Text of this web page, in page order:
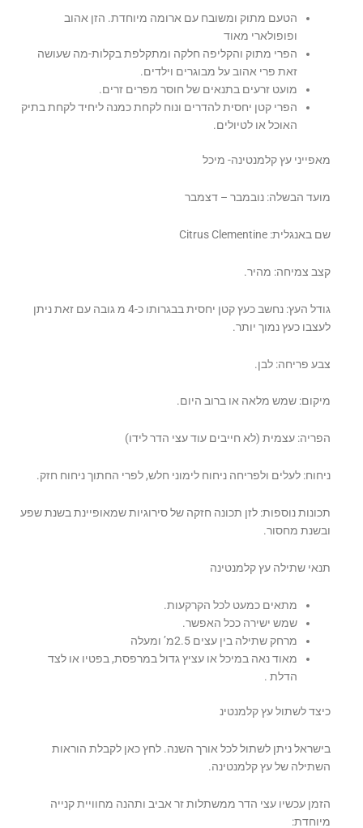
הטעם מתוק ומשובח עם ארומה מיוחדת. הזן אהוב
ופופולארי מאוד
הפרי מתוק והקליפה חלקה ומתקלפת בקלות-מה שעושה
זאת פרי אהוב על מבוגרים וילדים.
מועט זרעים בתנאים של חוסר מפרים זרים.
הפרי קטן יחסית להדרים ונוח לקחת כמנה ליחיד לקחת בתיק
האוכל או לטיולים.
מאפייני עץ קלמנטינה- מיכל
מועד הבשלה: נובמבר – דצמבר
שם באנגלית: Citrus Clementine
קצב צמיחה: מהיר.
גודל העץ: נחשב כעץ קטן יחסית בבגרותו כ-4 מ גובה עם זאת ניתן
לעצבו כעץ נמוך יותר.
צבע פריחה: לבן.
מיקום: שמש מלאה או ברוב היום.
הפריה: עצמית (לא חייבים עוד עצי הדר לידו)
ניחוח: לעלים ולפריחה ניחוח לימוני חלש, לפרי החתוך ניחוח חזק.
תכונות נוספות: לזן תכונה חזקה של סירוגיות שמאופיינת בשנת שפע
ובשנת מחסור.
תנאי שתילה עץ קלמנטינה
מתאים כמעט לכל הקרקעות.
שמש ישירה ככל האפשר.
מרחק שתילה בין עצים 2.5מ’ ומעלה
מאוד נאה במיכל או עציץ גדול במרפסת, בפטיו או לצד
הדלת .
כיצד לשתול עץ קלמנטינ
בישראל ניתן לשתול לכל אורך השנה. לחץ כאן לקבלת הוראות
השתילה של עץ קלמנטינה.
הזמן עכשיו עצי הדר ממשתלות זר אביב ותהנה מחוויית קנייה
מיוחדת: